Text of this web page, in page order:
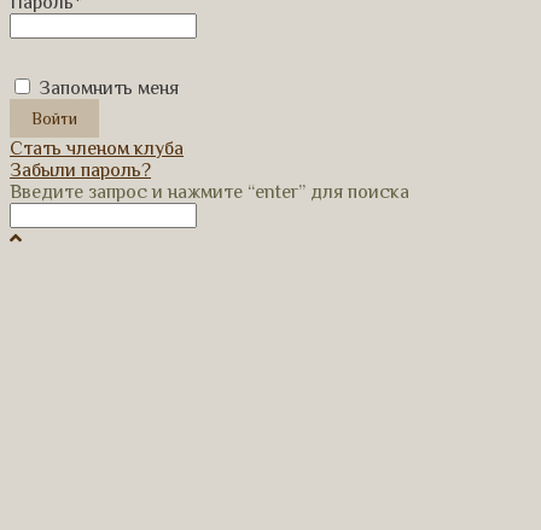
Запомнить меня
Стать членом клуба
Забыли пароль?
Введите запрос и нажмите “enter” для поиска